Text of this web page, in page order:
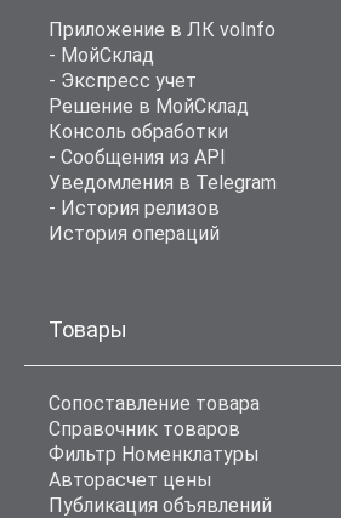
Приложение в ЛК voInfo
- МойСклад
- Экспресс учет
Решение в МойСклад
Консоль обработки
- Сообщения из API
Уведомления в Telegram
- История релизов
История операций
Товары
Сопоставление товара
Справочник товаров
Фильтр Номенклатуры
Авторасчет цены
Публикация объявлений